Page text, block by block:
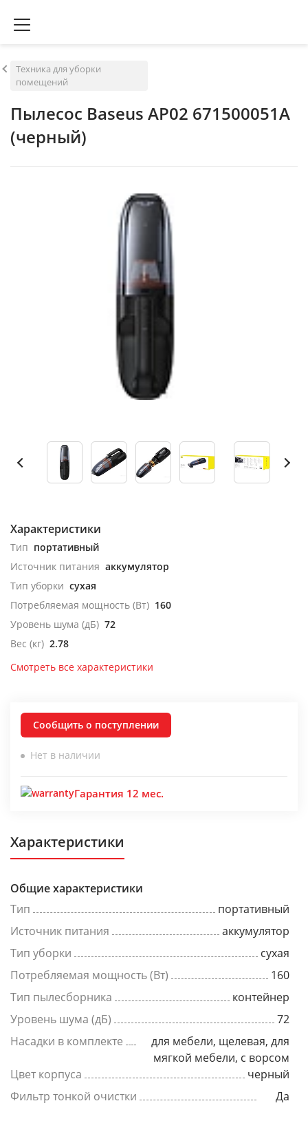
Техника для уборки
помещений
Пылесос Baseus AP02 671500051A
(черный)
Характеристики
Тип портативный
Источник питания аккумулятор
Тип уборки сухая
Потребляемая мощность (Вт) 160
Уровень шума (дБ) 72
Вес (кг) 2.78
Смотреть все характеристики
Сообщить о поступлении
Нет в наличии
Гарантия 12 мес.
Характеристики
Общие характеристики
Тип
портативный
Источник питания
аккумулятор
Тип уборки
сухая
Потребляемая мощность (Вт)
160
Тип пылесборника
контейнер
Уровень шума (дБ)
72
Насадки в комплекте
для мебели, щелевая, для
мягкой мебели, с ворсом
Цвет корпуса
черный
Фильтр тонкой очистки
Да